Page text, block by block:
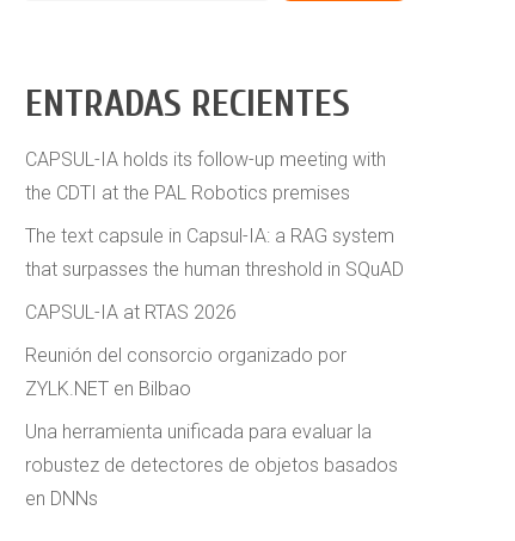
ENTRADAS RECIENTES
CAPSUL-IA holds its follow-up meeting with
the CDTI at the PAL Robotics premises
The text capsule in Capsul-IA: a RAG system
that surpasses the human threshold in SQuAD
CAPSUL-IA at RTAS 2026
Reunión del consorcio organizado por
ZYLK.NET en Bilbao
Una herramienta unificada para evaluar la
robustez de detectores de objetos basados
en DNNs